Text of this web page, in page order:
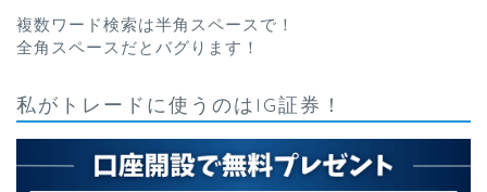
複数ワード検索は半角スペースで！
全角スペースだとバグります！
私がトレードに使うのはIG証券！